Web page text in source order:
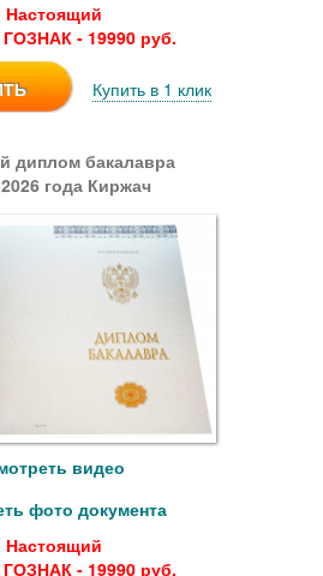
Настоящий
- 19990 руб.
Купить в 1 клик
диплом бакалавра
года Киржач
видео
фото документа
Настоящий
- 19990 руб.